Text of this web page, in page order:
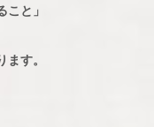
こと」
ます。